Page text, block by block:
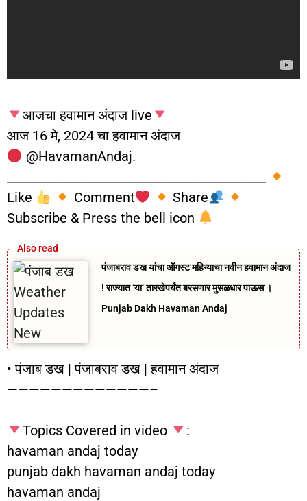
आजचा हवामान अंदाज live
आज 16 मे, 2024 चा हवामान अंदाज
‎‎@HavamanAndaj.
Like
Comment
Share
Subscribe & Press the bell icon
पंजाबराव डख यांचा ऑगस्ट महिन्याचा नवीन हवामान अंदाज
! राज्यात ‘या’ तारखेपर्यंत बरसणार मुसळधार पाऊस ।
Punjab Dakh Havaman Andaj
• पंजाब डख | पंजाबराव डख | हवामान अंदाज
—————————————–
Topics Covered in video
:
havaman andaj today
punjab dakh havaman andaj today
havaman andaj